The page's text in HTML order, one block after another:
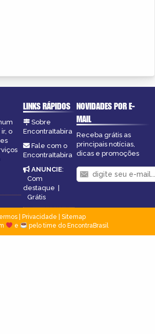
o
LINKS RÁPIDOS
Sobre
EncontraItabira
Fale com o
EncontraItabira
ANUNCIE:
Com
destaque |
Grátis
NOVIDADES POR E-
MAIL
Receba grátis as
principais notícias,
dicas e promoções
| Privacidade
Sitemap
e pelo time do EncontraBrasil